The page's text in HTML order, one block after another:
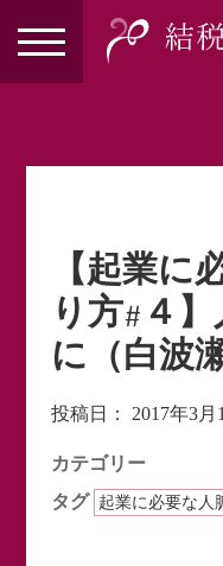
【起業に
り方#４
に（白波
投稿日： 2017年3月
カテゴリー
タグ
起業に必要な人